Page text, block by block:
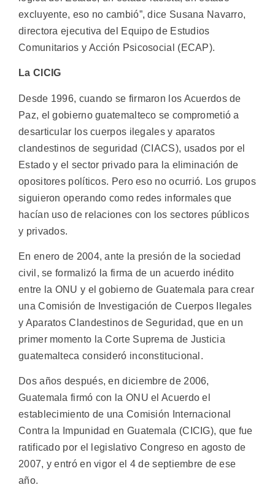
excluyente, eso no cambió”, dice Susana Navarro,
directora ejecutiva del Equipo de Estudios
Comunitarios y Acción Psicosocial (ECAP).
La CICIG
Desde 1996, cuando se firmaron los Acuerdos de
Paz, el gobierno guatemalteco se comprometió a
desarticular los cuerpos ilegales y aparatos
clandestinos de seguridad (CIACS), usados por el
Estado y el sector privado para la eliminación de
opositores políticos. Pero eso no ocurrió. Los grupos
siguieron operando como redes informales que
hacían uso de relaciones con los sectores públicos
y privados.
En enero de 2004, ante la presión de la sociedad
civil, se formalizó la firma de un acuerdo inédito
entre la ONU y el gobierno de Guatemala para crear
una Comisión de Investigación de Cuerpos Ilegales
y Aparatos Clandestinos de Seguridad, que en un
primer momento la Corte Suprema de Justicia
guatemalteca consideró inconstitucional.
Dos años después, en diciembre de 2006,
Guatemala firmó con la ONU el Acuerdo el
establecimiento de una Comisión Internacional
Contra la Impunidad en Guatemala (CICIG), que fue
ratificado por el legislativo Congreso en agosto de
2007, y entró en vigor el 4 de septiembre de ese
año.